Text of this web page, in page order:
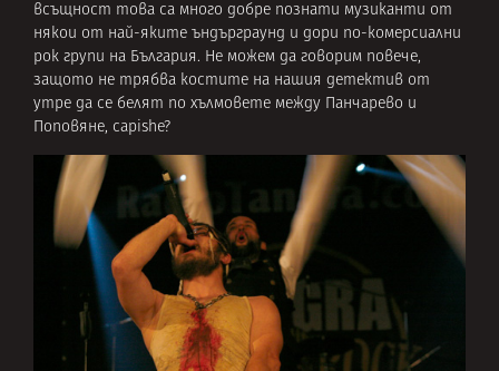
всъщност това са много добре познати музиканти от
някои от най-яките ъндърграунд и дори по-комерсиални
рок групи на България. Не можем да говорим повече,
защото не трябва костите на нашия детектив от
утре да се белят по хълмовете между Панчарево и
Поповяне, capishe?